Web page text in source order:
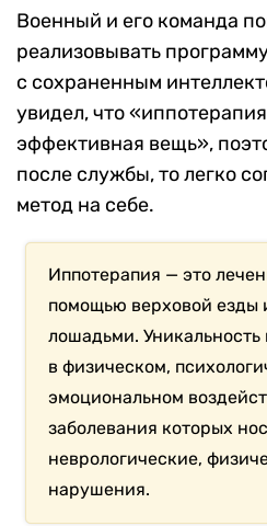
Военный и его команда
реализовывать
с сохраненным
увидел, что
эффективная вещь»,
после службы, то легко
метод на себе.
Иппотерапия — это
помощью верховой езды
лошадьми. Уникальность
в физическом,
эмоциональном
заболевания которых
неврологические,
нарушения.